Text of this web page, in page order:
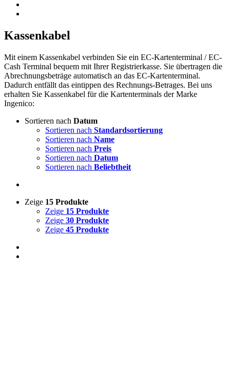
Kassenkabel
Mit einem Kassenkabel verbinden Sie ein EC-Kartenterminal / EC-
Cash Terminal bequem mit Ihrer Registrierkasse. Sie übertragen die
Abrechnungsbeträge automatisch an das EC-Kartenterminal.
Dadurch entfällt das eintippen des Rechnungs-Betrages. Bei uns
erhalten Sie Kassenkabel für die Kartenterminals der Marke
Ingenico:
Sortieren nach Datum
Sortieren nach Standardsortierung
Sortieren nach Name
Sortieren nach Preis
Sortieren nach Datum
Sortieren nach Beliebtheit
Zeige 15 Produkte
Zeige 15 Produkte
Zeige 30 Produkte
Zeige 45 Produkte